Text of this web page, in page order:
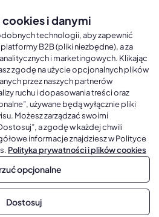
A4
B5
A6 i B6
oprawą
Kalendarze Ścienne
Kalendarze trójdzielne
Kalendarze jednodzielne
Kalendarze czterodzielne
Kalendarze Wieloplanszowe
Kalendarze Wielopanszowe, Plakatowe
All Rights Reserved, Platforma
cookies i danymi
technologii, aby zapewnić
B2B (pliki niezbędne), a za
i marketingowych. Klikając
zgodę na użycie opcjonalnych plików
przez naszych partnerów
ruchu i dopasowania treści oraz
używane będą wyłącznie pliki
Możesz zarządzać swoimi
a zgodę w każdej chwili
informacje znajdziesz w Polityce
Polityka prywatności i plików cookies
opcjonalne
Dostosuj